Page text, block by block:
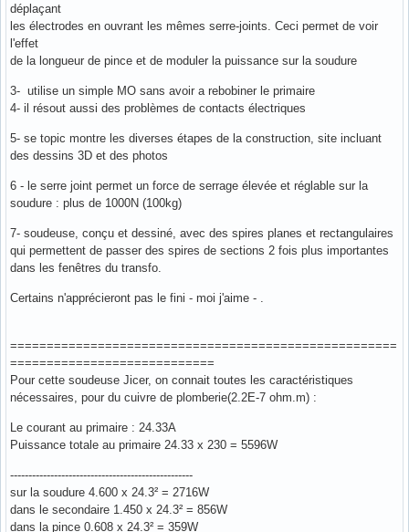
déplaçant
les électrodes en ouvrant les mêmes serre-joints. Ceci permet de voir
l'effet
de la longueur de pince et de moduler la puissance sur la soudure
3- utilise un simple MO sans avoir a rebobiner le primaire
4- il résout aussi des problèmes de contacts électriques
5- se topic montre les diverses étapes de la construction, site incluant
des dessins 3D et des photos
6 - le serre joint permet un force de serrage élevée et réglable sur la
soudure : plus de 1000N (100kg)
7- soudeuse, conçu et dessiné, avec des spires planes et rectangulaires
qui permettent de passer des spires de sections 2 fois plus importantes
dans les fenêtres du transfo.
Certains n'apprécieront pas le fini - moi j'aime - .
=====================================================
============================
Pour cette soudeuse Jicer, on connait toutes les caractéristiques
nécessaires, pour du cuivre de plomberie(2.2E-7 ohm.m) :
Le courant au primaire : 24.33A
Puissance totale au primaire 24.33 x 230 = 5596W
--------------------------------------------------
sur la soudure 4.600 x 24.3² = 2716W
dans le secondaire 1.450 x 24.3² = 856W
dans la pince 0.608 x 24.3² = 359W